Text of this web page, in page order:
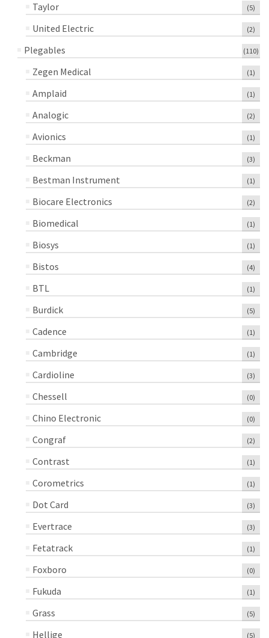
Taylor (5)
United Electric (2)
Plegables (110)
Zegen Medical (1)
Amplaid (1)
Analogic (2)
Avionics (1)
Beckman (3)
Bestman Instrument (1)
Biocare Electronics (2)
Biomedical (1)
Biosys (1)
Bistos (4)
BTL (1)
Burdick (5)
Cadence (1)
Cambridge (1)
Cardioline (3)
Chessell (0)
Chino Electronic (0)
Congraf (2)
Contrast (1)
Corometrics (1)
Dot Card (3)
Evertrace (3)
Fetatrack (1)
Foxboro (0)
Fukuda (1)
Grass (5)
Hellige (5)